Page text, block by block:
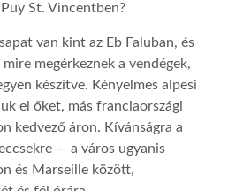
St. Vincentben?
van kint az Eb Faluban, és
megérkeznek a vendégek,
készítve. Kényelmes alpesi
el őket, más franciaországi
kedvező áron. Kívánságra a
– a város ugyanis
és Marseille között,